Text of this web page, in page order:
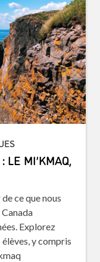
LE MI’KMAQ,
ce que nous
Explorez
y compris